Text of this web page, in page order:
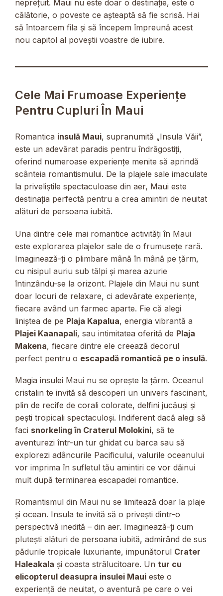
neprețuit. Maui nu este doar o destinație, este o
călătorie, o poveste ce așteaptă să fie scrisă. Hai
să întoarcem fila și să începem împreună acest
nou capitol al poveștii voastre de iubire.
Cele Mai Frumoase Experiențe
Pentru Cupluri În Maui
Romantica insulă Maui, supranumită „Insula Văii”,
este un adevărat paradis pentru îndrăgostiți,
oferind numeroase experiențe menite să aprindă
scânteia romantismului. De la plajele sale imaculate
la priveliștile spectaculoase din aer, Maui este
destinația perfectă pentru a crea amintiri de neuitat
alături de persoana iubită.
Una dintre cele mai romantice activități în Maui
este explorarea plajelor sale de o frumusețe rară.
Imaginează-ți o plimbare mână în mână pe țărm,
cu nisipul auriu sub tălpi și marea azurie
întinzându-se la orizont. Plajele din Maui nu sunt
doar locuri de relaxare, ci adevărate experiențe,
fiecare având un farmec aparte. Fie că alegi
liniștea de pe Plaja Kapalua, energia vibrantă a
Plajei Kaanapali, sau intimitatea oferită de Plaja
Makena, fiecare dintre ele creează decorul
perfect pentru o escapadă romantică pe o insulă.
Magia insulei Maui nu se oprește la țărm. Oceanul
cristalin te invită să descoperi un univers fascinant,
plin de recife de corali colorate, delfini jucăuși și
pești tropicali spectaculoși. Indiferent dacă alegi să
faci snorkeling în Craterul Molokini, să te
aventurezi într-un tur ghidat cu barca sau să
explorezi adâncurile Pacificului, valurile oceanului
vor imprima în sufletul tău amintiri ce vor dăinui
mult după terminarea escapadei romantice.
Romantismul din Maui nu se limitează doar la plaje
și ocean. Insula te invită să o privești dintr-o
perspectivă inedită – din aer. Imaginează-ți cum
plutești alături de persoana iubită, admirând de sus
pădurile tropicale luxuriante, impunătorul Crater
Haleakala și coasta strălucitoare. Un tur cu
elicopterul deasupra insulei Maui este o
experiență de neuitat, o aventură pe care o vei